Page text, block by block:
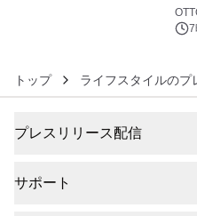
7
トップ ライフスタイルのプ
プレスリリース配信
サポート